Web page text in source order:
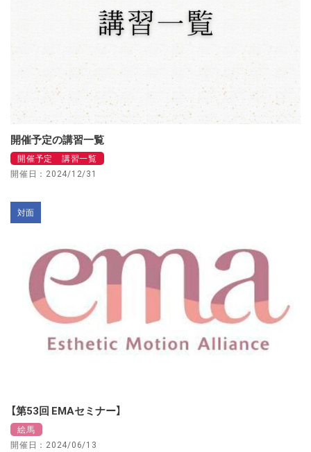
開催予定の講習一覧
開催予定 講習一覧
開催日：2024/12/31
対面
【第53回 EMAセミナー】
絵馬
開催日：2024/06/13